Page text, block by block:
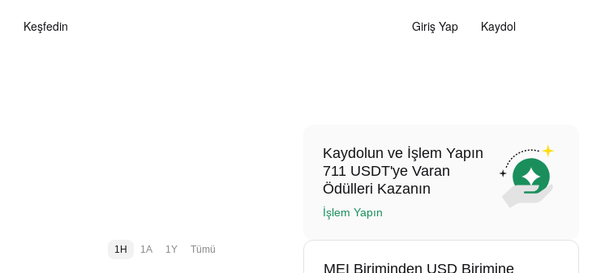
Keşfedin Giriş Yap Kaydol
1H 1A 1Y Tümü
Kaydolun ve İşlem Yapın
711 USDT'ye Varan
Ödülleri Kazanın
İşlem Yapın
MEI Biriminden USD Birimine